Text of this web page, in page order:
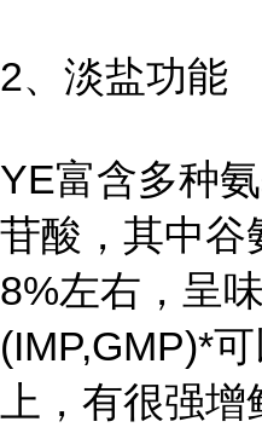
2、淡盐功能
YE富含多种
苷酸，其中谷
8%左右，呈
(IMP,GMP)*
上，有很强